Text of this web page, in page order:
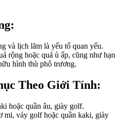
và lịch lãm là yếu tố quan yếu.
rộng hoặc quá ủ ấp, cũng như hạn
hình thù phô trương.
Theo Giới Tính:​
hoặc quần âu, giày golf.
mi, váy golf hoặc quần kaki, giày